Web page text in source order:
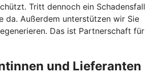
Tritt dennoch ein Schadensfall
da. Außerdem unterstützen wir Sie
Das ist Partnerschaft für
und Lieferanten